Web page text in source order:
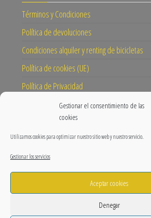
Gestionar el consentimiento de las
cookies
Utilizamos cookies para optimizar nuestro sitio web y nuestro servicio.
Gestionar los servicios
Aceptar cookies
Denegar
Términos y Condiciones
Política de devoluciones
Condiciones alquiler y renting de bicicletas
Política de cookies (UE)
Política de Privacidad
Instagram
Facebook
Blog